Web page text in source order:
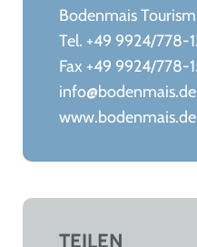
Bodenmais
Tel. +49 9924/778-
Fax +49 9924/778-
info@bodenmais.de
www.bodenmais.de
TEILEN